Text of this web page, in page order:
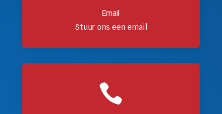
Email
Stuur ons een email
